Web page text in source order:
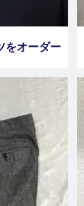
をオーダー